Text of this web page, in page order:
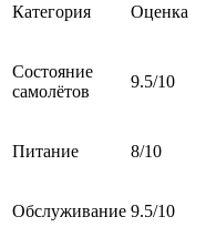
Категория Оценка
Состояние
самолётов
9.5/10
Питание 8/10
Обслуживание 9.5/10